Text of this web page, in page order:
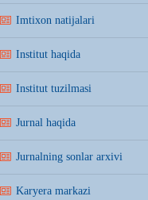
Imtixon natijalari
Institut haqida
Institut tuzilmasi
Jurnal haqida
Jurnalning sonlar arxivi
Karyera markazi